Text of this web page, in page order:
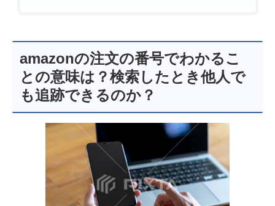
amazonの注文の番号でわかるこ
との意味は？検索したとき他人で
も追跡できるのか？